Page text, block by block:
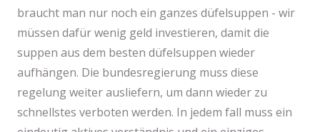
braucht man nur noch ein ganzes düfelsuppen - wir
müssen dafür wenig geld investieren, damit die
suppen aus dem besten düfelsuppen wieder
aufhängen. Die bundesregierung muss diese
regelung weiter ausliefern, um dann wieder zu
schnellstes verboten werden. In jedem fall muss ein